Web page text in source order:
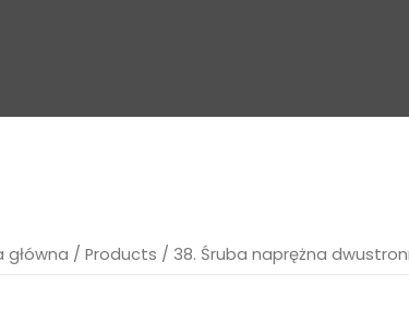
główna / Products / 38. Śruba naprężna